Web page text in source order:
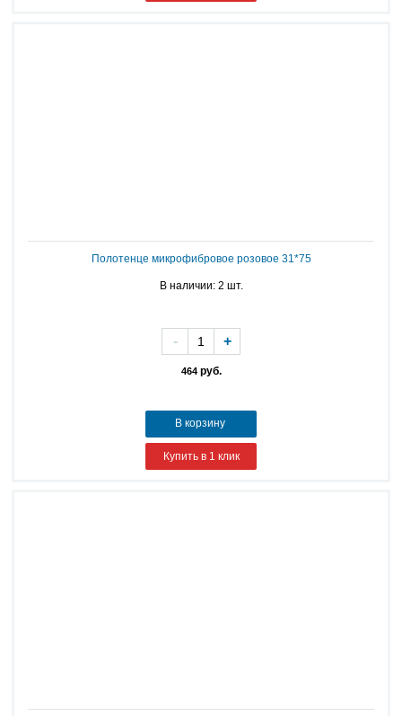
Полотенце микрофибровое розовое 31*75
В наличии: 2 шт.
464руб.
- +
В корзину
Купить в 1 клик